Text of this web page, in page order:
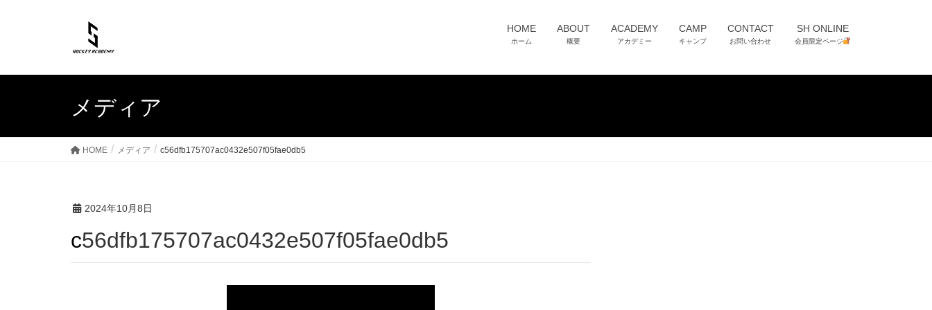
HOME
ホーム
ABOUT
概要
ACADEMY
アカデミー
CAMP
キャンプ
CONTACT
お問い合わせ
SH ONLINE
会員限定ページ
メディア
HOME メディア c56dfb175707ac0432e507f05fae0db5
2024年10月8日
c56dfb175707ac0432e507f05fae0db5